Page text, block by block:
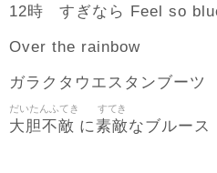
12時 すぎなら Feel so
Over the rainbow
ガラクタウエスタンブーツ
大胆不敵
だいたんふてき
に素敵
すてき
なブルース